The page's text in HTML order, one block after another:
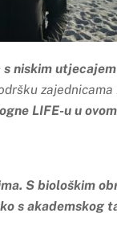
niskim
LIFE-u u
S biološkim
s akademskog